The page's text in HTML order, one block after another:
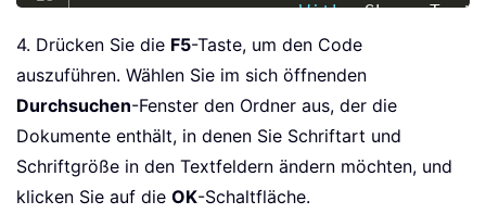
With xShape.
.Name
.
GoTo
End
If
For I = 1 To xShape
With
4. Drücken Sie die F5-Taste, um den Code
auszuführen. Wählen Sie im sich öffnenden
Durchsuchen-Fenster den Ordner aus, der die
Dokumente enthält, in denen Sie Schriftart und
Schriftgröße in den Textfeldern ändern möchten, und
klicken Sie auf die OK-Schaltfläche.